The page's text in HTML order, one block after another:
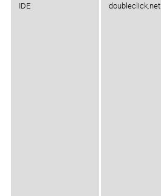
IDE doubleclick.net